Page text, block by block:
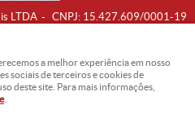
LTDA CNPJ: 15.427.609/0001-19
a melhor experiência em nosso
sociais de terceiros e cookies de
deste site. Para mais informações,
.